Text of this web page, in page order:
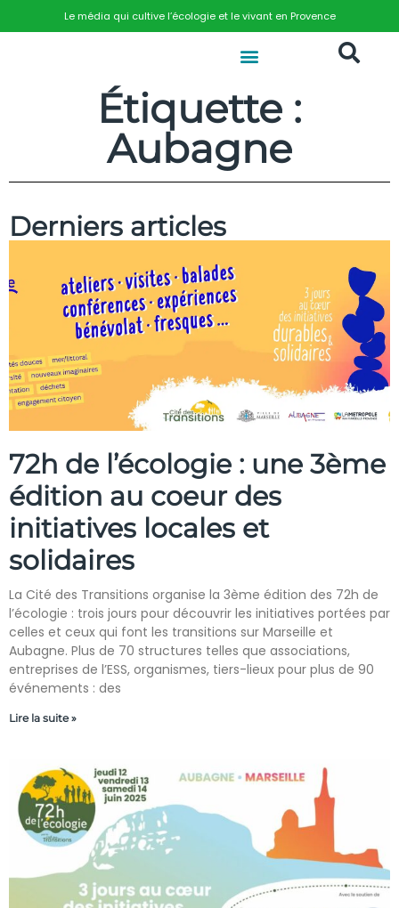
Le média qui cultive l’écologie et le vivant en Provence
Étiquette :
Aubagne
Derniers articles
72h de l’écologie : une 3ème
édition au coeur des
initiatives locales et
solidaires
La Cité des Transitions organise la 3ème édition des 72h de
l’écologie : trois jours pour découvrir les initiatives portées par
celles et ceux qui font les transitions sur Marseille et
Aubagne. Plus de 70 structures telles que associations,
entreprises de l’ESS, organismes, tiers-lieux pour plus de 90
événements : des
Lire la suite »